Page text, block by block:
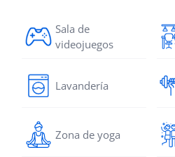
Sala de
videojuegos
Lavandería
Zona de yoga